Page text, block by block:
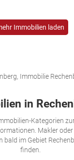
Immobilien laden
Immobilie
in
Kategorien
Makler
bald im Gebiet
finden.